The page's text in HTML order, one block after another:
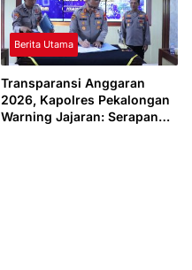
Berita Utama
Transparansi Anggaran
2026, Kapolres Pekalongan
Warning Jajaran: Serapan